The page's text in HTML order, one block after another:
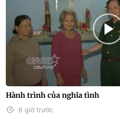
Hành trình của nghĩa tình
6 giờ trước